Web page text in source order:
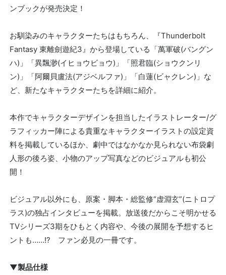
ンブックが発売決定！
お馴染みのキャラクターたちはもちろん、『Thunderbolt
Fantasy 東離劍遊紀3』から登場している「萬軍破(バングン
ハ)」「異飄渺(イヒョウビョウ)」「照君臨(ショウクンリ
ン)」「阿爾貝盧法(アジベルファ)」「白蓮(ビャクレン)」な
ど、新たなキャラクターたちを詳細に紹介。
本作でキャラクターデザインを担当したイラストレーター/グ
ラフィッカー陣による貴重なキャラクターイラストの設定資
料を掲載しているほか、劇中ではなかなか見られない布袋劇
人形の後ろ姿、小物のアップ写真などのビジュアルも初公
開！
ビジュアル以外にも、原案・脚本・総監修“虚淵玄”(ニトロプ
ラス)の独占インタビューを掲載。放送後だからこそ明かせる
TVシリーズ3期をひもとく内容や、今後の展開を予想するヒ
ントも……!? ファン必見の一冊です。
▼製品仕様